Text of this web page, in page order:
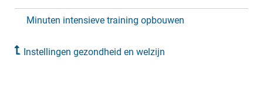
Minuten intensieve training opbouwen
Instellingen gezondheid en welzijn